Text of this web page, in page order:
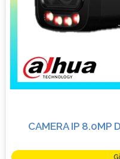
CAMERA IP 8.0MP